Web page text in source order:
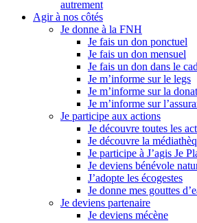
autrement
Agir à nos côtés
Je donne à la FNH
Je fais un don ponctuel
Je fais un don mensuel
Je fais un don dans le
Je m’informe sur le legs
Je m’informe sur la
Je m’informe sur
Je participe aux actions
Je découvre toutes les
Je découvre la
Je participe à J’agis Je
Je deviens bénévole
J’adopte les écogestes
Je donne mes gouttes
Je deviens partenaire
Je deviens mécène